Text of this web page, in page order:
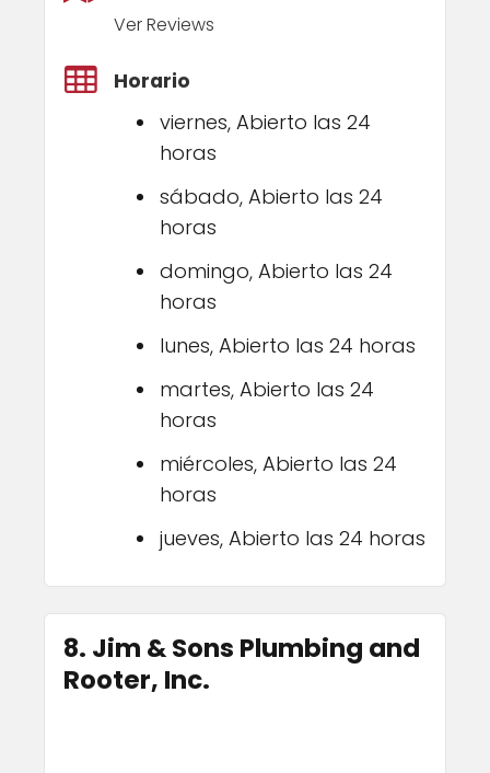
Ver Reviews
Horario
viernes, Abierto las 24
horas
sábado, Abierto las 24
horas
domingo, Abierto las 24
horas
lunes, Abierto las 24 horas
martes, Abierto las 24
horas
miércoles, Abierto las 24
horas
jueves, Abierto las 24 horas
8. Jim & Sons Plumbing and
Rooter, Inc.